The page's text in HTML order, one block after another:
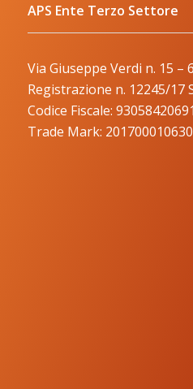
APS Ente Terzo Settore
Via Giuseppe Verdi n. 15 –
Registrazione n. 12245/17
Codice Fiscale: 93058420691
Trade Mark: